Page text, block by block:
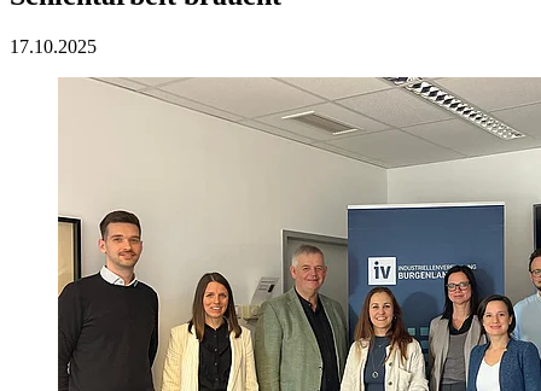
17.10.2025